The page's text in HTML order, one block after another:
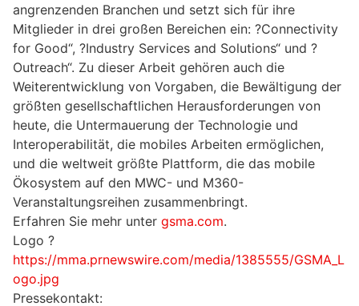
angrenzenden Branchen und setzt sich für ihre
Mitglieder in drei großen Bereichen ein: ?Connectivity
for Good“, ?Industry Services and Solutions“ und ?
Outreach“. Zu dieser Arbeit gehören auch die
Weiterentwicklung von Vorgaben, die Bewältigung der
größten gesellschaftlichen Herausforderungen von
heute, die Untermauerung der Technologie und
Interoperabilität, die mobiles Arbeiten ermöglichen,
und die weltweit größte Plattform, die das mobile
Ökosystem auf den MWC- und M360-
Veranstaltungsreihen zusammenbringt.
Erfahren Sie mehr unter gsma.com.
Logo ?
https://mma.prnewswire.com/media/1385555/GSMA_L
ogo.jpg
Pressekontakt: